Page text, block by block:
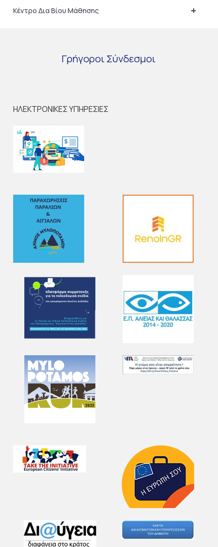
+
Κέντρο Δια Βίου Μάθησης
Γρήγοροι Σύνδεσμοι
ΗΛΕΚΤΡΟΝΙΚΕΣ ΥΠΗΡΕΣΙΕΣ